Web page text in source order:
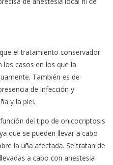
el tratamiento conservador
los casos en los que la
También es de
de infección y
y la piel.
del tipo de onicocriptosis
que se pueden llevar a cabo
la uña afectada. Se tratan de
a cabo con anestesia